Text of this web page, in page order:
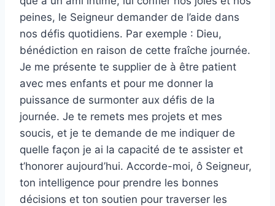
peines, le Seigneur demander de l’aide dans
nos défis quotidiens. Par exemple : Dieu,
bénédiction en raison de cette fraîche journée.
Je me présente te supplier de à être patient
avec mes enfants et pour me donner la
puissance de surmonter aux défis de la
journée. Je te remets mes projets et mes
soucis, et je te demande de me indiquer de
quelle façon je ai la capacité de te assister et
t’honorer aujourd’hui. Accorde-moi, ô Seigneur,
ton intelligence pour prendre les bonnes
décisions et ton soutien pour traverser les